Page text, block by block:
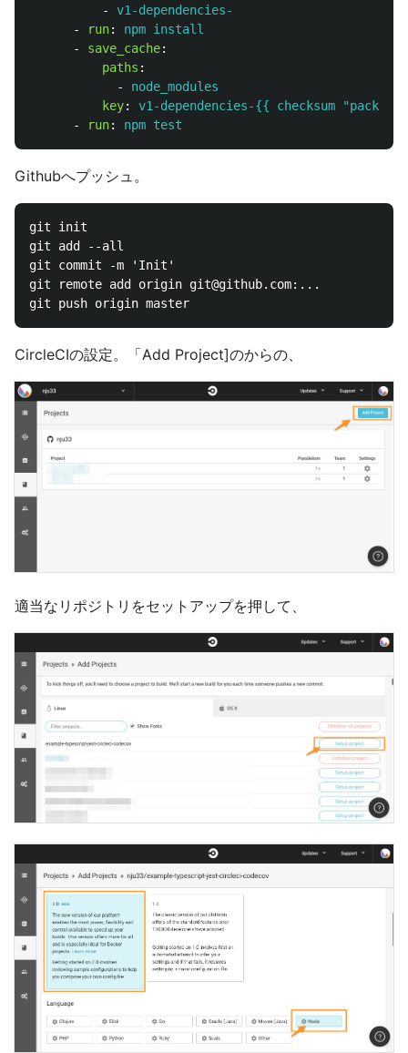
-
v1-dependencies-
-
run:
npm install
-
save_cache:
paths :
-
node_modules
key:
v1-dependencies-{{ checksum
-
run: npm test
Githubへプッシュ。
git init
git add --all
git commit -m 'Init'
git remote add origin git@github.com:...
CircleCIの設定。「Add Project]のからの、
適当なリポジトリをセットアップを押して、